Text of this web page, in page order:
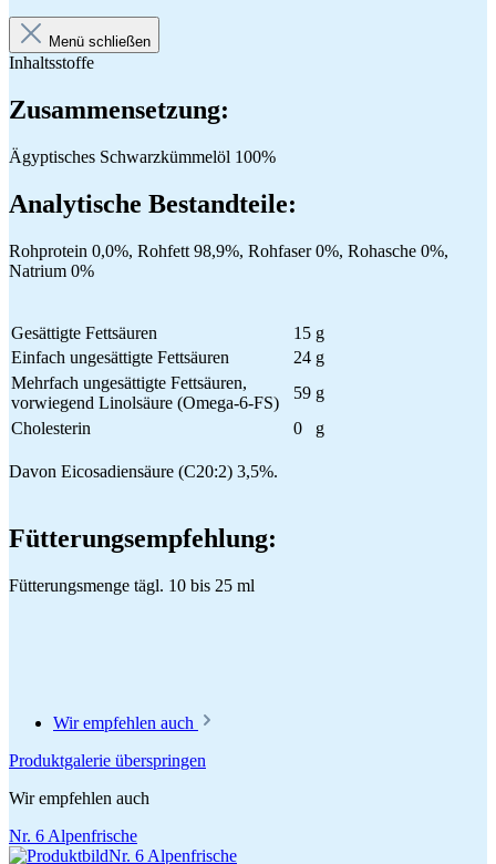
Menü schließen
Inhaltsstoffe
Zusammensetzung:
Ägyptisches Schwarzkümmelöl 100%
Analytische Bestandteile:
Rohprotein 0,0%, Rohfett 98,9%, Rohfaser 0%, Rohasche 0%,
Natrium 0%
Gesättigte Fettsäuren 15 g
Einfach ungesättigte Fettsäuren
24 g
Mehrfach ungesättigte Fettsäuren,
vorwiegend Linolsäure (Omega-6-FS)
59 g
Cholesterin
0 g
Davon Eicosadiensäure (C20:2) 3,5%.
Fütterungsempfehlung:
Fütterungsmenge tägl. 10 bis 25 ml
Wir empfehlen auch
Produktgalerie überspringen
Wir empfehlen auch
Nr. 6 Alpenfrische